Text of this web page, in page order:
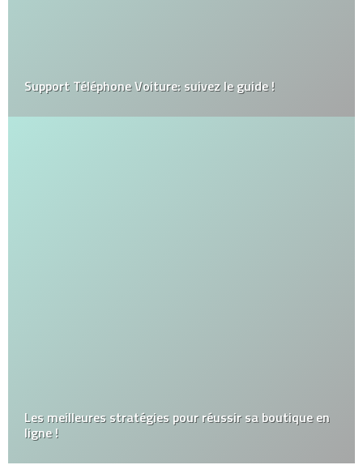
Support Téléphone Voiture: suivez le guide !
Les meilleures stratégies pour réussir sa boutique en
ligne !